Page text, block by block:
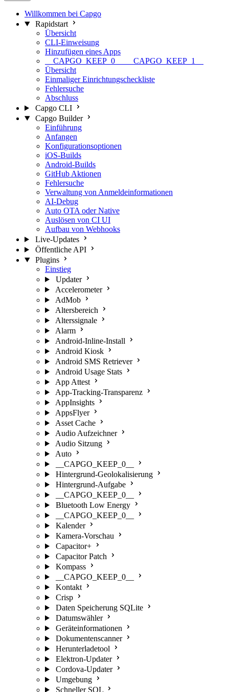
Willkommen bei Capgo
Rapidstart
Übersicht
CLI-Einweisung
Hinzufügen eines Apps
__CAPGO_KEEP_0__ __CAPGO_KEEP_1__
Übersicht
Einmaliger Einrichtungscheckliste
Fehlersuche
Abschluss
Capgo CLI
Capgo Builder
Einführung
Anfangen
Konfigurationsoptionen
iOS-Builds
Android-Builds
GitHub Aktionen
Fehlersuche
Verwaltung von Anmeldeinformationen
AI-Debug
Auto OTA oder Native
Auslösen von CI UI
Aufbau von Webhooks
Live-Updates
Öffentliche API
Plugins
Einstieg
Updater
Accelerometer
AdMob
Altersbereich
Alterssignale
Alarm
Android-Inline-Install
Android Kiosk
Android SMS Retriever
Android Usage Stats
App Attest
App-Tracking-Transparenz
AppInsights
AppsFlyer
Asset Cache
Audio Aufzeichner
Audio Sitzung
Auto
__CAPGO_KEEP_0__
Hintergrund-Geolokalisierung
Hintergrund-Aufgabe
__CAPGO_KEEP_0__
Bluetooth Low Energy
__CAPGO_KEEP_0__
Kalender
Kamera-Vorschau
Capacitor+
Capacitor Patch
Kompass
__CAPGO_KEEP_0__
Kontakt
Crisp
Daten Speicherung SQLite
Datumswähler
Geräteinformationen
Dokumentenscanner
Herunterladetool
Elektron-Updater
Cordova-Updater
Umgebung
Schneller SQL